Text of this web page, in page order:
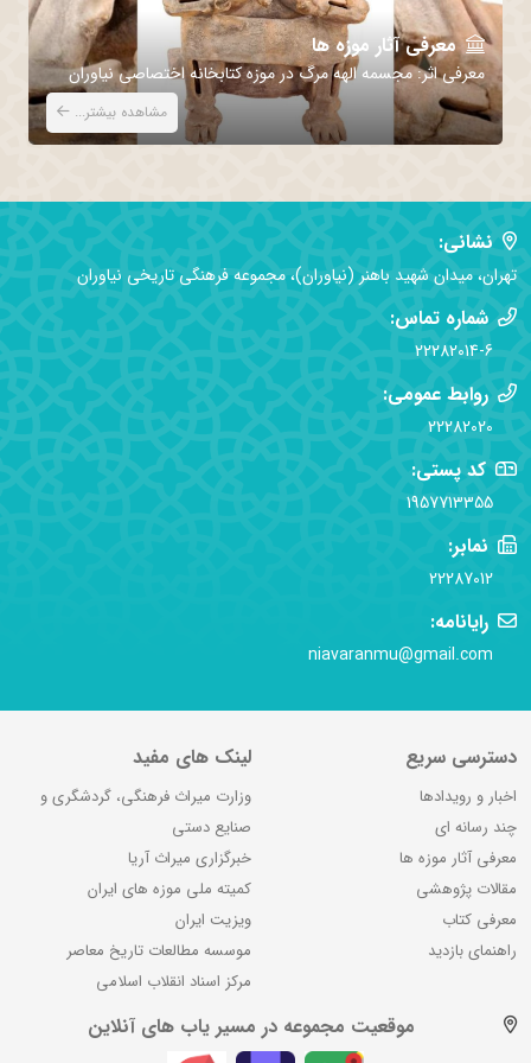
معرفی آثار موزه ها
معرفی اثر: مجسمه الهه مرگ در موزه کتابخانه اختصاصی نیاوران
مشاهده بیشتر...
نشانی:
تهران، میدان شهید باهنر (نیاوران)، مجموعه فرهنگی تاریخی نیاوران
شماره تماس:
22282014-6
روابط عمومی:
22282020
کد پستی:
1957713355
نمابر:
22287012
رایانامه:
niavaranmu@gmail.com
دسترسی سریع
اخبار و رویدادها
چند رسانه ای
معرفی آثار موزه ها
مقالات پژوهشی
معرفی کتاب
راهنمای بازدید
لینک های مفید
وزارت میراث فرهنگی، گردشگری و
صنایع دستی
خبرگزاری میراث آریا
کمیته ملی موزه های ایران
ویزیت ایران
موسسه مطالعات تاریخ معاصر
مرکز اسناد انقلاب اسلامی
موقعیت مجموعه در مسیر یاب های آنلاین